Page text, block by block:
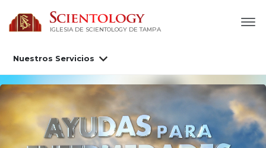
IGLESIA DE SCIENTOLOGY DE TAMPA
Nuestros Servicios